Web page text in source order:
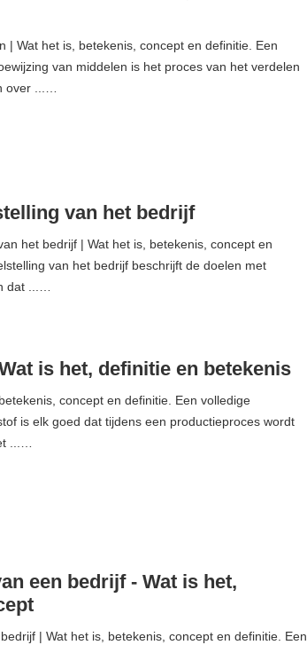
| Wat het is, betekenis, concept en definitie. Een
van middelen is het proces van het verdelen
over ...…
van het bedrijf
het bedrijf | Wat het is, betekenis, concept en
van het bedrijf beschrijft de doelen met
dat ...…
is het, definitie en betekenis
concept en definitie. Een volledige
is elk goed dat tijdens een productieproces wordt
...…
een bedrijf - Wat is het,
| Wat het is, betekenis, concept en definitie. Een